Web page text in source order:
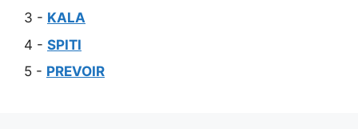
3 - KALA
4 - SPITI
5 - PREVOIR